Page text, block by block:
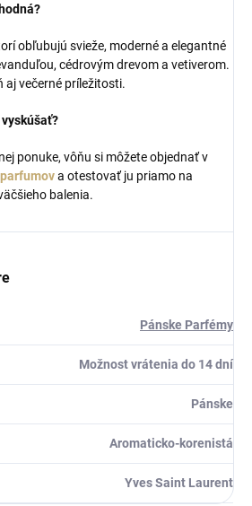
obľubujú svieže, moderné a elegantné
cédrovým drevom a vetiverom.
aj večerné príležitosti.
ponuke, vôňu si môžete objednať v
a otestovať ju priamo na
balenia.
Pánske Parfémy
Možnost vrátenia do 14 dní
Pánske
Aromaticko-korenistá
Yves Saint Laurent